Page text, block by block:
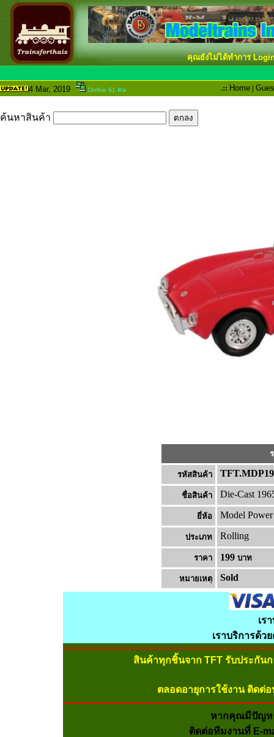
คุณยังไม่ได้ทำการ
4 Mar, 2019 Online 61 คน .:: Home |
ค้นหาสินค้า
รหัสสินค้า
ชื่อสินค้า Die-Cast
ยี่ห้อ Model Power
ประเภท Rolling
ราคา 199 บาท
หมายเหต Sold
เร
เราบริการด้ว
สินค้าทุกชิ้นจาก TFT รับประกัน
ตลอดอายุการใช้งาน ติดต่
หากคุณมีปัญห
ติดต่อทีมงานที่ E-